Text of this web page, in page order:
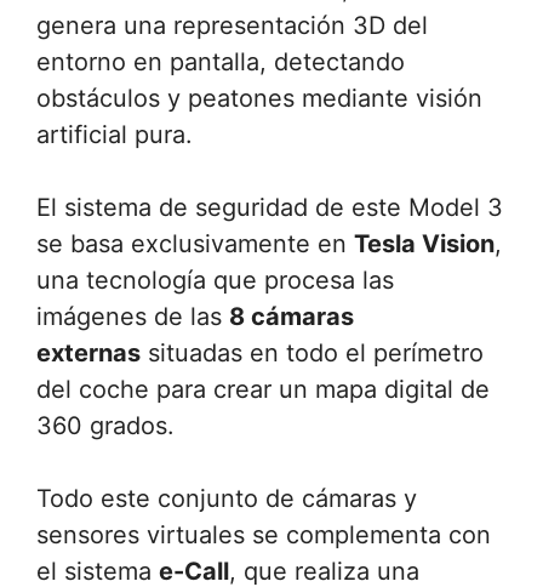
genera una representación 3D del
entorno en pantalla, detectando
obstáculos y peatones mediante visión
artificial pura.
El sistema de seguridad de este Model 3
se basa exclusivamente en Tesla Vision,
una tecnología que procesa las
imágenes de las 8 cámaras
externas situadas en todo el perímetro
del coche para crear un mapa digital de
360 grados.
Todo este conjunto de cámaras y
sensores virtuales se complementa con
el sistema e-Call, que realiza una